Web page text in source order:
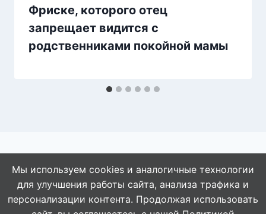
Фриске, которого отец
запрещает видится с
родственниками покойной мамы
© 2026 АбАлдеть!
Мы используем cookies и аналогичные технологии
для улучшения работы сайта, анализа трафика и
персонализации контента. Продолжая использовать